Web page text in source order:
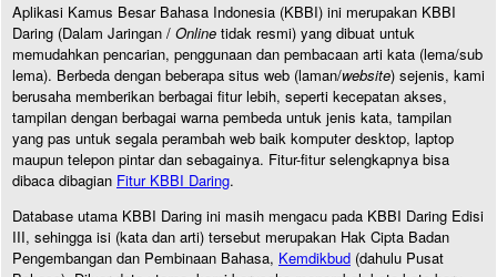
Aplikasi Kamus Besar Bahasa Indonesia (KBBI) ini merupakan KBBI
Daring (Dalam Jaringan / Online tidak resmi) yang dibuat untuk
memudahkan pencarian, penggunaan dan pembacaan arti kata (lema/sub
lema). Berbeda dengan beberapa situs web (laman/website) sejenis, kami
berusaha memberikan berbagai fitur lebih, seperti kecepatan akses,
tampilan dengan berbagai warna pembeda untuk jenis kata, tampilan
yang pas untuk segala perambah web baik komputer desktop, laptop
maupun telepon pintar dan sebagainya. Fitur-fitur selengkapnya bisa
dibaca dibagian Fitur KBBI Daring.
Database utama KBBI Daring ini masih mengacu pada KBBI Daring Edisi
III, sehingga isi (kata dan arti) tersebut merupakan Hak Cipta Badan
Pengembangan dan Pembinaan Bahasa, Kemdikbud (dahulu Pusat